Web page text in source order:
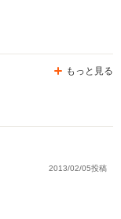
もっと見る
2013/02/05投稿